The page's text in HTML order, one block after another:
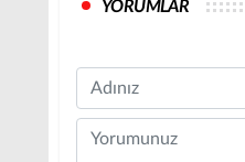
YORUMLAR
Name
Comment